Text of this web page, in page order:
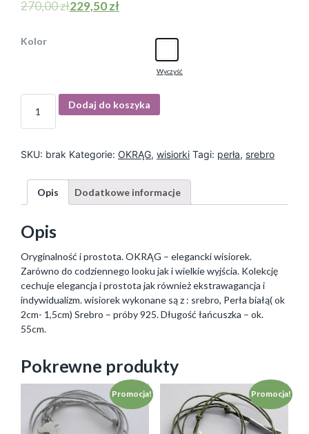
270,00zł229,50zł
Kolor
Wyczyść
I
ś
Dodaj do koszyka
SKU: brak Kategorie: OKRĄG, wisiorki Tagi: perła, srebro
Opis Dodatkowe informacje
Opis
Oryginalność i prostota. OKRĄG – elegancki wisiorek.
Zarówno do codziennego looku jak i wielkie wyjścia. Kolekcję
cechuje elegancja i prostota jak również ekstrawagancja i
indywidualizm. wisiorek wykonane są z : srebro, Perła białą( ok
2cm- 1,5cm) Srebro – próby 925. Długość łańcuszka – ok.
55cm.
Pokrewne produkty
Promocja! Promocja!